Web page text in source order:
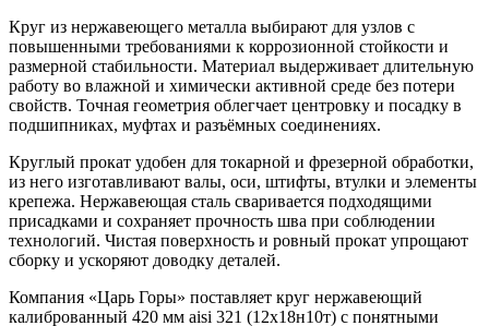
Круг из нержавеющего металла выбирают для узлов с
повышенными требованиями к коррозионной стойкости и
размерной стабильности. Материал выдерживает длительную
работу во влажной и химически активной среде без потери
свойств. Точная геометрия облегчает центровку и посадку в
подшипниках, муфтах и разъёмных соединениях.
Круглый прокат удобен для токарной и фрезерной обработки,
из него изготавливают валы, оси, штифты, втулки и элементы
крепежа. Нержавеющая сталь сваривается подходящими
присадками и сохраняет прочность шва при соблюдении
технологий. Чистая поверхность и ровный прокат упрощают
сборку и ускоряют доводку деталей.
Компания «Царь Горы» поставляет круг нержавеющий
калиброванный 420 мм aisi 321 (12х18н10т) с понятными